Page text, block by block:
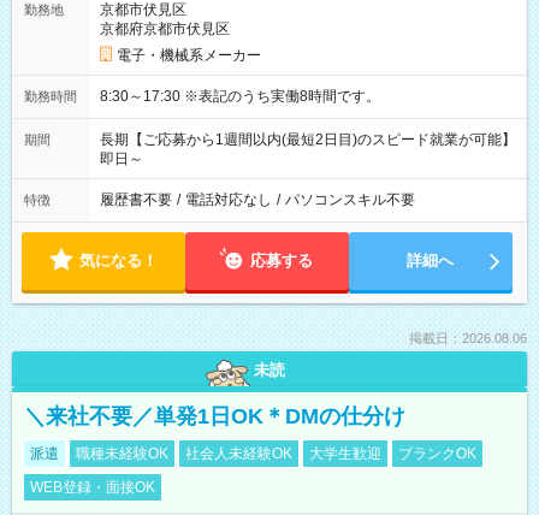
勤務地
京都市伏見区
京都府京都市伏見区
電子・機械系メーカー
勤務時間 8:30～17:30 ※表記のうち実働8時間です。
期間
長期【ご応募から1週間以内(最短2日目)のスピード就業が可能】
即日～
特徴 履歴書不要 / 電話対応なし / パソコンスキル不要
気になる！ 応募する 詳細へ
掲載日：2026.08.06
未読
＼来社不要／単発1日OK＊DMの仕分け
派遣 職種未経験OK 社会人未経験OK 大学生歓迎
ブランクOK
WEB登録・面接OK